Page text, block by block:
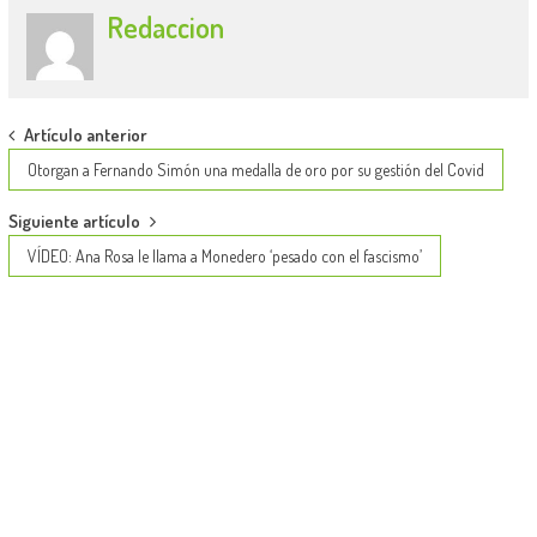
Redaccion
Post
navigation
Artículo anterior
Otorgan a Fernando Simón una medalla de oro por su gestión del Covid
Siguiente artículo
VÍDEO: Ana Rosa le llama a Monedero ‘pesado con el fascismo’